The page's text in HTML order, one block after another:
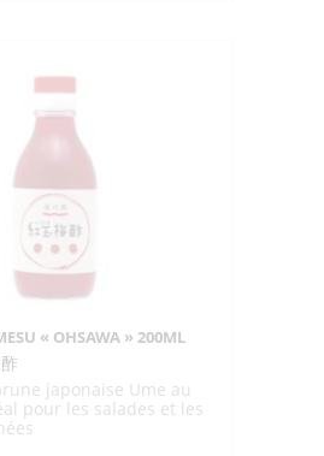
« OHSAWA » 200ML
japonaise Ume au
pour les salades et les